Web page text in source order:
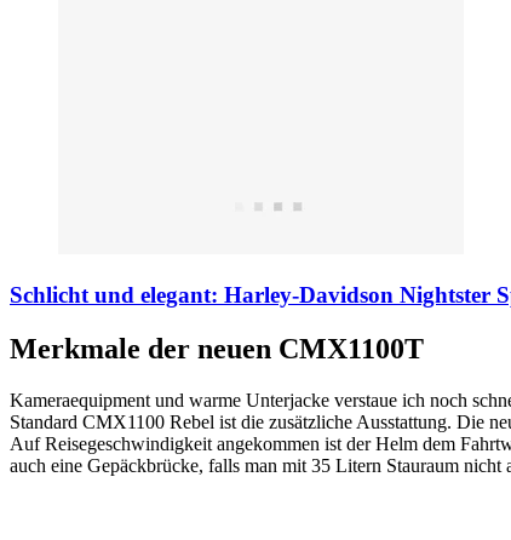
Schlicht und elegant: Harley-Davidson Nightster
Merkmale der neuen CMX1100T
Kameraequipment und warme Unterjacke verstaue ich noch
Standard CMX1100 Rebel ist die zusätzliche Ausstattung. Die
Auf Reisegeschwindigkeit angekommen ist der Helm dem
auch eine Gepäckbrücke, falls man mit 35 Litern Stauraum nicht